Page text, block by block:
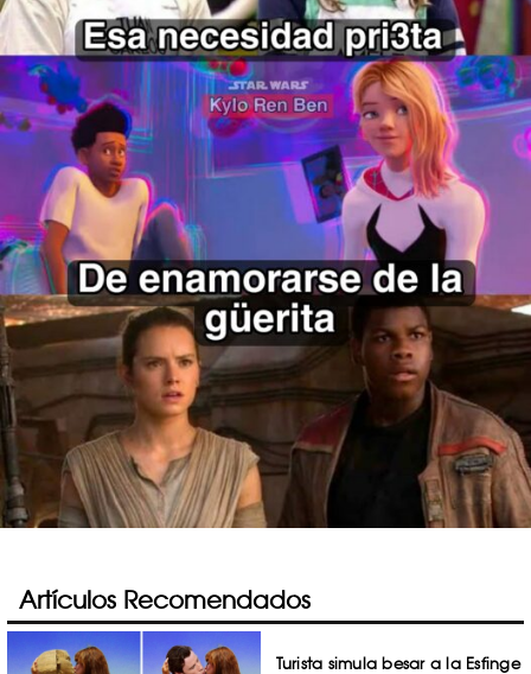
Artículos Recomendados
Turista simula besar a la Esfinge